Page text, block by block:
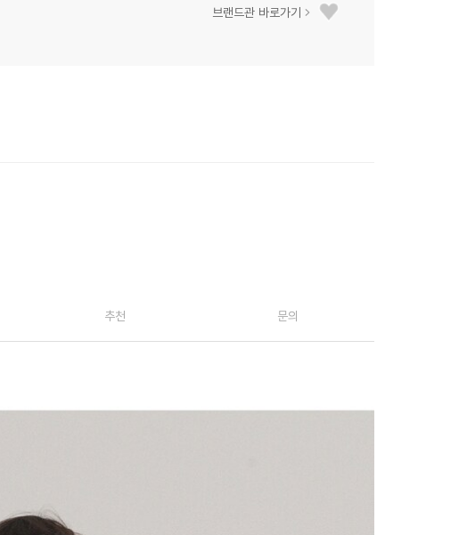
브랜드관 바로가기
추천 문의